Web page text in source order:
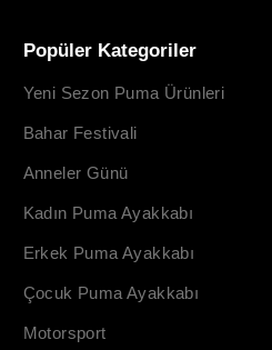
Popüler Kategoriler
Yeni Sezon Puma Ürünleri
Bahar Festivali
Anneler Günü
Kadın Puma Ayakkabı
Erkek Puma Ayakkabı
Çocuk Puma Ayakkabı
Motorsport